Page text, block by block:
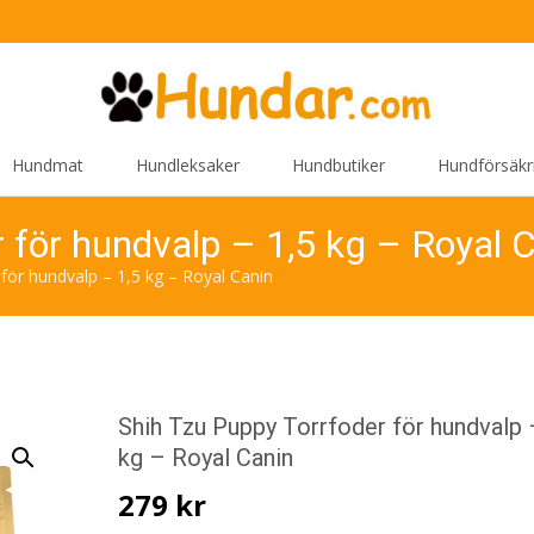
Hundmat Hundleksaker Hundbutiker
för hundvalp – 1,5 kg – Royal
hundvalp – 1,5 kg – Royal Canin
Shih Tzu Puppy Torrfoder för hundvalp
kg – Royal Canin
279 kr